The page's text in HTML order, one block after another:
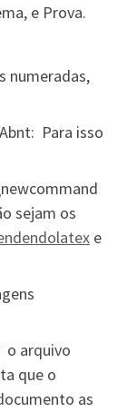
e Prova.
numeradas,
Para isso
sejam os
e
o arquivo
que o
as